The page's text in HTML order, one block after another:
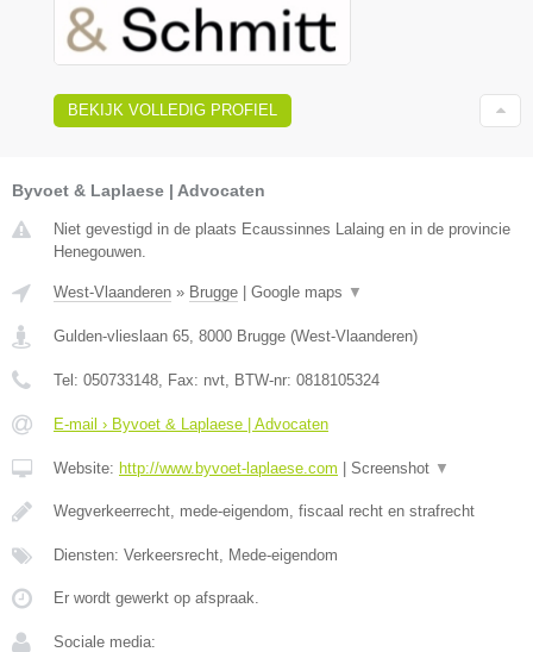
BEKIJK VOLLEDIG PROFIEL
Byvoet & Laplaese | Advocaten
Niet gevestigd in de plaats Ecaussinnes Lalaing en in de provincie
Henegouwen.
West-Vlaanderen » Brugge Google maps ▼
Gulden-vlieslaan 65, 8000 Brugge (West-Vlaanderen)
Tel: 050733148, Fax: nvt, BTW-nr: 0818105324
E-mail › Byvoet & Laplaese | Advocaten
Website: http://www.byvoet-laplaese.com Screenshot ▼
Wegverkeerrecht, mede-eigendom, fiscaal recht en strafrecht
Diensten: Verkeersrecht, Mede-eigendom
Er wordt gewerkt op afspraak.
Sociale media: